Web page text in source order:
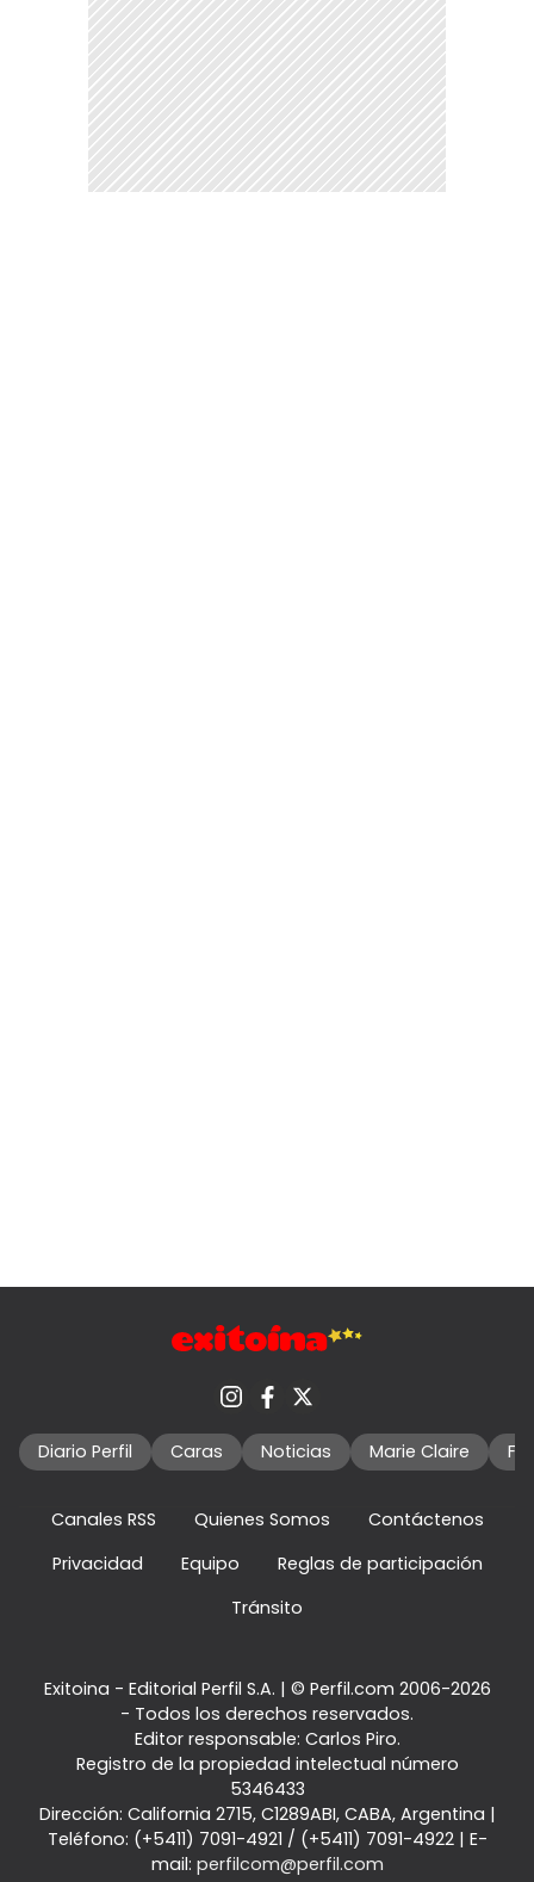
Diario Perfil Caras Noticias Marie Claire
Canales RSS Quienes Somos
Contáctenos
Privacidad
Equipo
Reglas de participación
Tránsito
Exitoina - Editorial Perfil S.A. | © Perfil.com 2006-2026
- Todos los derechos reservados.
Editor responsable: Carlos Piro.
Registro de la propiedad intelectual número
5346433
Dirección: California 2715, C1289ABI, CABA, Argentina |
Teléfono: (+5411) 7091-4921 / (+5411) 7091-4922| E-
mail: perfilcom@perfil.com